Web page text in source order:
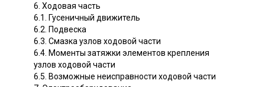
6. Ходовая часть
6.1. Гусеничный движитель
6.2. Подвеска
6.3. Смазка узлов ходовой части
6.4. Моменты затяжки элементов крепления
узлов ходовой части
6.5. Возможные неисправности ходовой части